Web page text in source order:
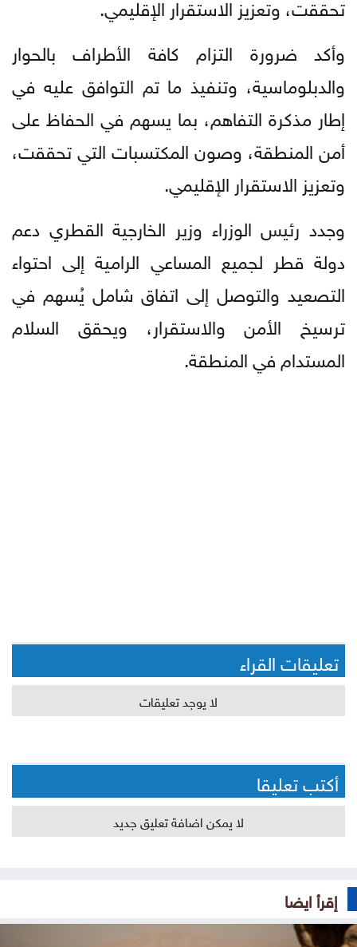
وأكد ضرورة التزام كافة الأطراف بالحوار
والدبلوماسية، وتنفيذ ما تم التوافق عليه في
إطار مذكرة التفاهم، بما يسهم في الحفاظ على
أمن المنطقة، وصون المكتسبات التي تحققت،
وتعزيز الاستقرار الإقليمي.
وجدد رئيس الوزراء وزير الخارجية القطري دعم
دولة قطر لجميع المساعي الرامية إلى احتواء
التصعيد والتوصل إلى اتفاق شامل يُسهم في
ترسيخ الأمن والاستقرار، ويحقق السلام
المستدام في المنطقة.
تعليقات القراء
لا يوجد تعليقات
أكتب تعليقا
لا يمكن اضافة تعليق جديد
إقرأ ايضا